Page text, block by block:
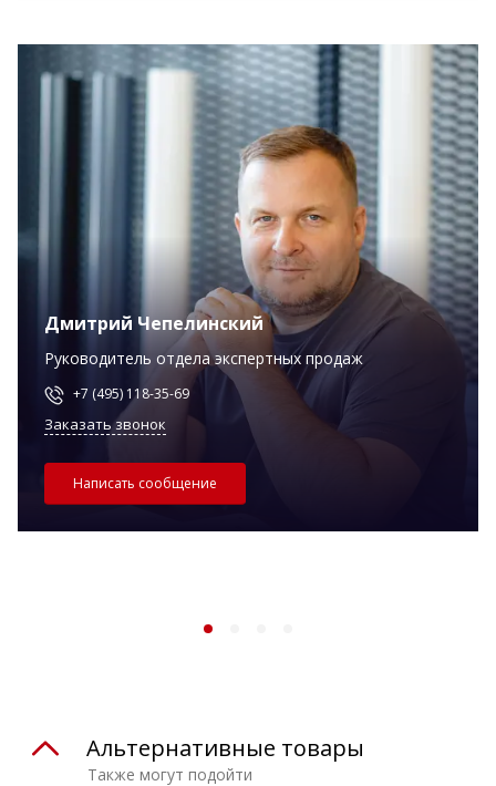
Дмитрий Чепелинский
Руководитель отдела экспертных продаж
+7 (495) 118-35-69
Заказать звонок
Написать сообщение
Также могут подойти
Альтернативные товары